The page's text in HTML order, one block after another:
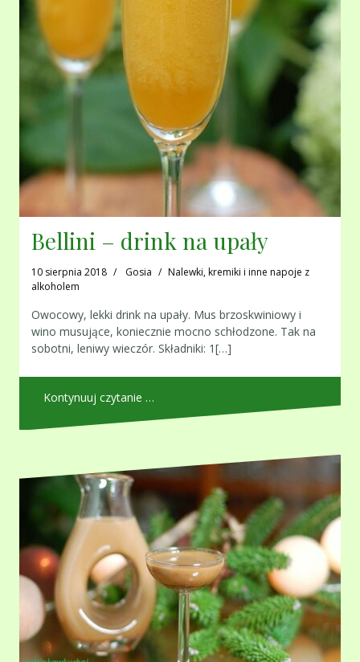
Bellini – drink na upały
10 sierpnia 2018 Gosia
Nalewki, kremiki i inne napoje z
alkoholem
Owocowy, lekki drink na upały. Mus brzoskwiniowy i
wino musujące, koniecznie mocno schłodzone. Tak na
sobotni, leniwy wieczór. Składniki: 1[…]
Kontynuuj czytanie …